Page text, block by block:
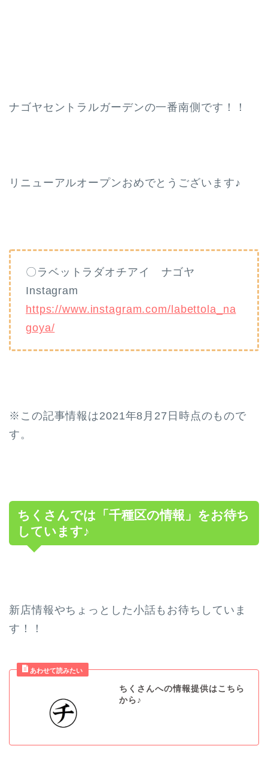
ナゴヤセントラルガーデンの一番南側です！！
リニューアルオープンおめでとうございます♪
〇ラベットラダオチアイ ナゴヤ
Instagram
https://www.instagram.com/labettola_na
goya/
※この記事情報は2021年8月27日時点のもので
す。
ちくさんでは「千種区の情報」をお待ち
しています♪
新店情報やちょっとした小話もお待ちしていま
す！！
ちくさんへの情報提供はこちら
から♪